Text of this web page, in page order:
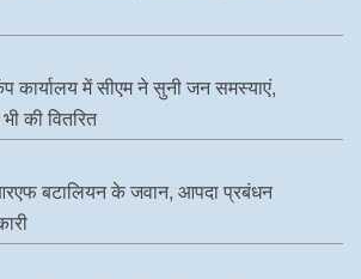
कार्यालय में सीएम ने सुनी जन समस्याएं,
की वितरित
बटालियन के जवान, आपदा प्रबंधन